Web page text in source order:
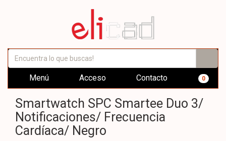
Menú Acceso Contacto 0
Smartwatch SPC Smartee Duo 3/
Notificaciones/ Frecuencia
Cardíaca/ Negro